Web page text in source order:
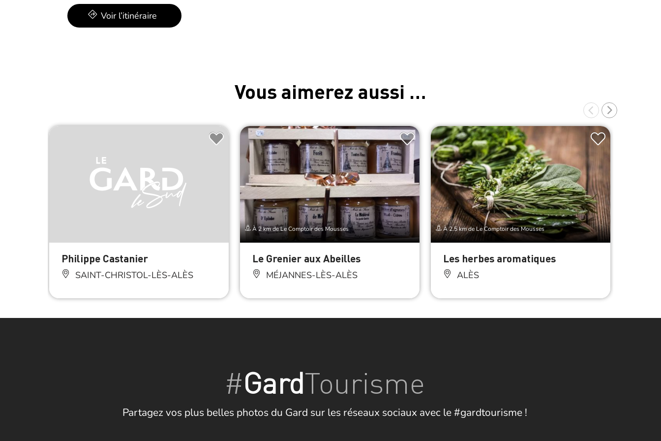
Voir l’itinéraire
Vous aimerez aussi …
Philippe Castanier
SAINT-CHRISTOL-LÈS-ALÈS
À 2 km de Le Comptoir des Mousses
Le Grenier aux Abeilles
MÉJANNES-LÈS-ALÈS
À 2.5 km de Le Comptoir des Mousses
Les herbes aromatiques
ALÈS
#GardTourisme
Partagez vos plus belles photos du Gard sur les réseaux sociaux avec le #gardtourisme !